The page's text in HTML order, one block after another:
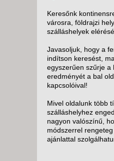
Keresőnk
városra, földrajzi
szálláshelyek
Javasoljuk, hogy a
indítson keresést,
egyszerűen szűrje a
eredményét a bal
kapcsolóival!
Mivel oldalunk több
szálláshelyhez
nagyon valószínű,
módszerrel
ajánlattal